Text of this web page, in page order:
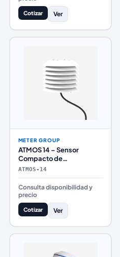
Cotizar Ver
METER GROUP
ATMOS 14 – Sensor
Compacto de
Temperatura, Humedad y
ATMOS-14
Consulta disponibilidad y
precio
Cotizar Ver